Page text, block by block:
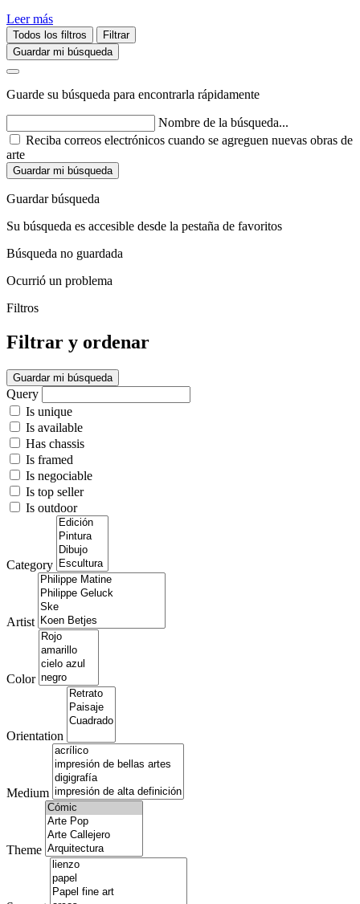
Leer más
Todos los filtros
Filtrar
Guardar mi búsqueda
Guarde su búsqueda para encontrarla rápidamente
Nombre de la búsqueda...
Reciba correos electrónicos cuando se agreguen nuevas obras de
arte
Guardar mi búsqueda
Guardar búsqueda
Su búsqueda es accesible desde la pestaña de favoritos
Búsqueda no guardada
Ocurrió un problema
Filtros
Filtrar y ordenar
Guardar mi búsqueda
Query
Is unique
Is available
Has chassis
Is framed
Is negociable
Is top seller
Is outdoor
Category
Artist
Color
Orientation
Medium
Theme